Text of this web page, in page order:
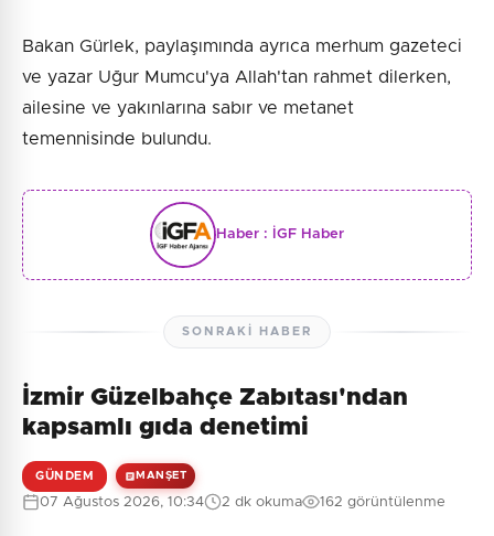
Bakan Gürlek, paylaşımında ayrıca merhum gazeteci
ve yazar Uğur Mumcu'ya Allah'tan rahmet dilerken,
ailesine ve yakınlarına sabır ve metanet
temennisinde bulundu.
Haber : İGF Haber
SONRAKI HABER
İzmir Güzelbahçe Zabıtası'ndan
kapsamlı gıda denetimi
GÜNDEM MANŞET
07 Ağustos 2026, 10:34 2 dk okuma 162 görüntülenme